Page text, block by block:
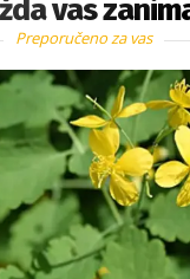
vas
Preporučeno za vas